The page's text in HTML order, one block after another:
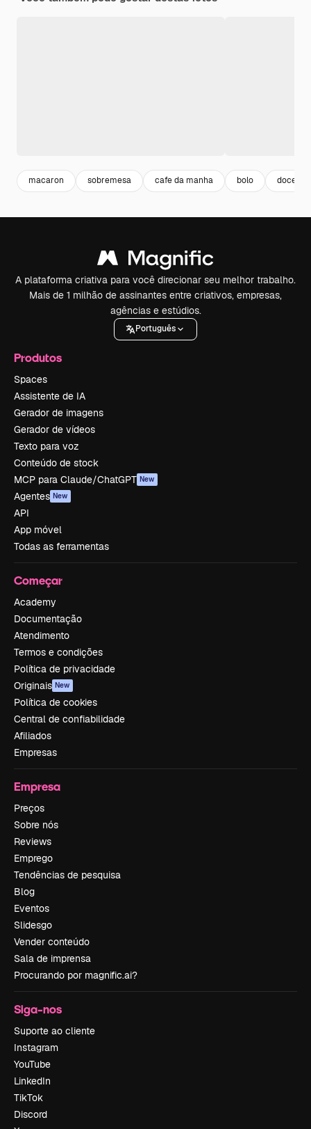
macaron sobremesa cafe da manha bolo doces
A plataforma criativa para você direcionar seu melhor trabalho.
Mais de 1 milhão de assinantes entre criativos, empresas,
agências e estúdios.
Português
Produtos
Spaces
Assistente de IA
Gerador de imagens
Gerador de vídeos
Texto para voz
Conteúdo de stock
MCP para Claude/ChatGPT New
Agentes New
API
App móvel
Todas as ferramentas
Começar
Academy
Documentação
Atendimento
Termos e condições
Política de privacidade
Originais New
Política de cookies
Central de confiabilidade
Afiliados
Empresas
Empresa
Preços
Sobre nós
Reviews
Emprego
Tendências de pesquisa
Blog
Eventos
Slidesgo
Vender conteúdo
Sala de imprensa
Procurando por magnific.ai?
Siga-nos
Suporte ao cliente
Instagram
YouTube
LinkedIn
TikTok
Discord